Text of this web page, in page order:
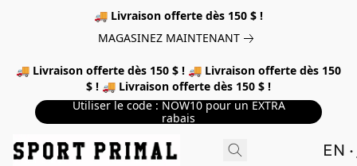
🚚 Livraison offerte dès 150 $ !
MAGASINEZ MAINTENANT
🚚 Livraison offerte dès 150 $ ! 🚚 Livraison offerte dès 150
$ ! 🚚 Livraison offerte dès 150 $ !
Utiliser le code : NOW10 pour un EXTRA
rabais
EN